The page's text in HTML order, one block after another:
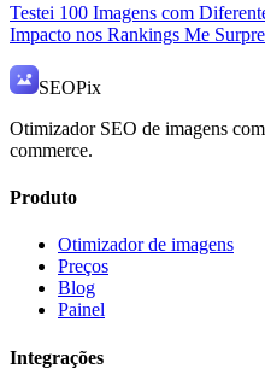
Testei 100 Imagens com
Impacto nos Rankings Me
SEOPix
Otimizador SEO de imagens
commerce.
Produto
Otimizador de imagens
Preços
Blog
Painel
Integrações